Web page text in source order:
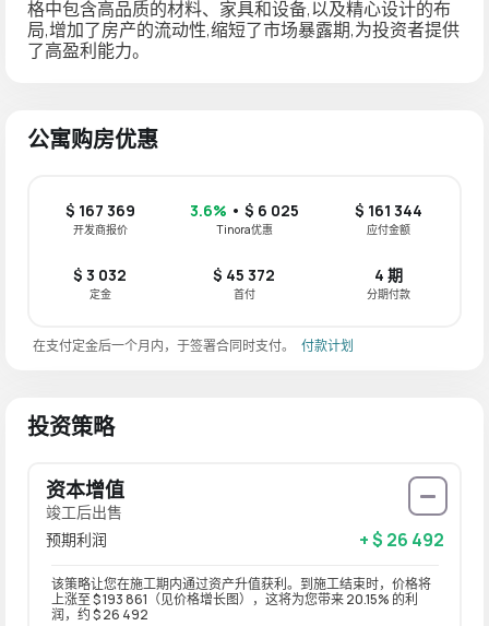
格中包含高品质的材料、家具和设备,以及精心设计的布
局,增加了房产的流动性,缩短了市场暴露期,为投资者提供
了高盈利能力。
公寓购房优惠
$ 167 369
开发商报价
3.6% • $ 6 025
Tinora优惠
$ 161 344
应付金额
$ 3 032
定金
$ 45 372
首付
4 期
分期付款
在支付定金后一个月内，于签署合同时支付。 付款计划
投资策略
资本增值
竣工后出售
预期利润
+ $ 26 492
该策略让您在施工期内通过资产升值获利。到施工结束时，价格将
上涨至 $ 193 861（见价格增长图），这将为您带来 20.15% 的利
润，约 $ 26 492